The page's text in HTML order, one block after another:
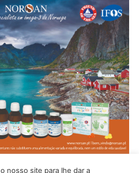
nosso site para lhe dar a